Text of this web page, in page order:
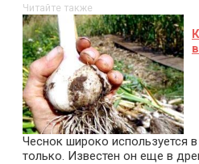
Читайте также
Чеснок широко используется
только. Известен он еще в